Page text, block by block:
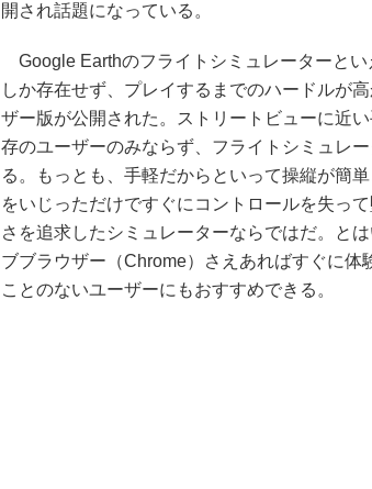
開され話題になっている。
Google Earthのフライトシミュレーターと
しか存在せず、プレイするまでのハードルが
ザー版が公開された。ストリートビューに近
存のユーザーのみならず、フライトシミュレ
る。もっとも、手軽だからといって操縦が簡
をいじっただけですぐにコントロールを失っ
さを追求したシミュレーターならではだ。と
ブブラウザー（Chrome）さえあればすぐに体
ことのないユーザーにもおすすめできる。